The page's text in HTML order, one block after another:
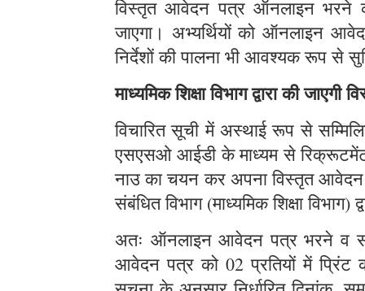
विस्तृत आवेदन पत्र ऑनलाइन भरने
जाएगा। अभ्यर्थियों को ऑनलाइन
निर्देशों की पालना भी आवश्यक रूप से
माध्यमिक शिक्षा विभाग द्वारा की
विचारित सूची में अस्थाई रूप से
एसएसओ आईडी के माध्यम से रिक्रूटमेंट
नाउ का चयन कर अपना विस्तृत
संबंधित विभाग (माध्यमिक शिक्षा विभाग)
अतः ऑनलाइन आवेदन पत्र भरने व
आवेदन पत्र को 02 प्रतियों में प्रिंट